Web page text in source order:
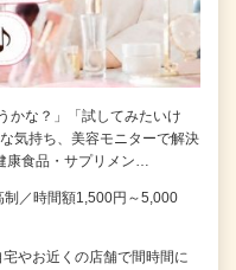
かな？」「試してみたいけ
気持ち、美容モニターで解決
康食品・サプリメン…
／時間額1,500円～5,000
やお近くの店舗で間時間に